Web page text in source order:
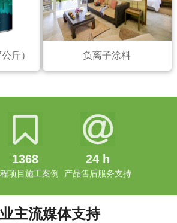
斤） 负离子涂料
1368
项目施工案例
24 h
产品售后服务支持
主流媒体支持